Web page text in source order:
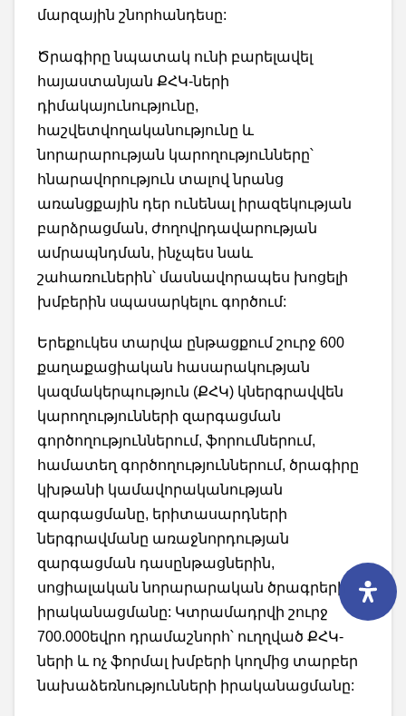
մարզային շնորհանդեսը:
Ծրագիրը նպատակ ունի բարելավել
հայաստանյան ՔՀԿ-ների
դիմակայունությունը,
հաշվետվողականությունը և
նորարարության կարողությունները՝
հնարավորություն տալով նրանց
առանցքային դեր ունենալ իրազեկության
բարձրացման, ժողովրդավարության
ամրապնդման, ինչպես նաև
շահառուներին՝ մասնավորապես խոցելի
խմբերին սպասարկելու գործում:
Երեքուկես տարվա ընթացքում շուրջ 600
քաղաքացիական հասարակության
կազմակերպություն (ՔՀԿ) կներգրավվեն
կարողությունների զարգացման
գործողություններում, ֆորումներում,
համատեղ գործողություններում, ծրագիրը
կխթանի կամավորականության
զարգացմանը, երիտասարդների
ներգրավմանը առաջնորդության
զարգացման դասընթացներին,
սոցիալական նորարարական ծրագրերի
իրականացմանը: Կտրամադրվի շուրջ
700.000եվրո դրամաշնորհ՝ ուղղված ՔՀԿ-
ների և ոչ ֆորմալ խմբերի կողմից տարբեր
նախաձեռնությունների իրականացմանը: